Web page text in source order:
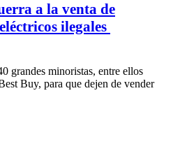
a la venta de
ilegales
grandes minoristas, entre ellos
Buy, para que dejen de vender